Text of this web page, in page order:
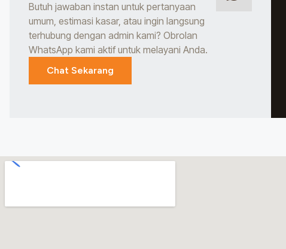
Butuh jawaban instan untuk pertanyaan
umum, estimasi kasar, atau ingin langsung
terhubung dengan admin kami? Obrolan
WhatsApp kami aktif untuk melayani Anda.
Chat Sekarang